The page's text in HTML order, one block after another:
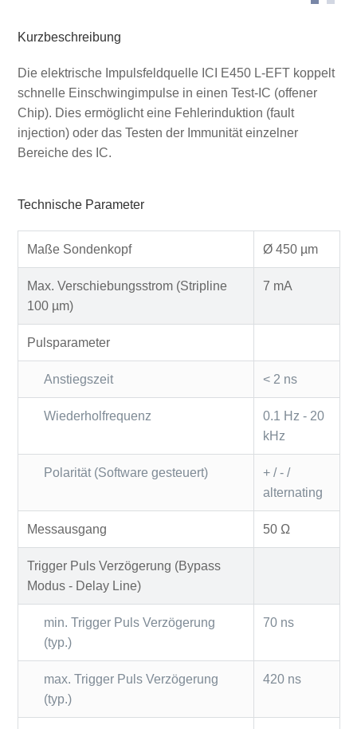
Kurzbeschreibung
Die elektrische Impulsfeldquelle ICI E450 L-EFT koppelt
schnelle Einschwingimpulse in einen Test-IC (offener
Chip). Dies ermöglicht eine Fehlerinduktion (fault
injection) oder das Testen der Immunität einzelner
Bereiche des IC.
Technische Parameter
Maße Sondenkopf Ø 450 µm
Max. Verschiebungsstrom (Stripline
100 µm)
7 mA
Pulsparameter
Anstiegszeit < 2 ns
Wiederholfrequenz
0.1 Hz - 20
kHz
Polarität (Software gesteuert)
+ / - /
alternating
Messausgang 50 Ω
Trigger Puls Verzögerung (Bypass
Modus - Delay Line)
min. Trigger Puls Verzögerung
(typ.)
70 ns
max. Trigger Puls Verzögerung
(typ.)
420 ns